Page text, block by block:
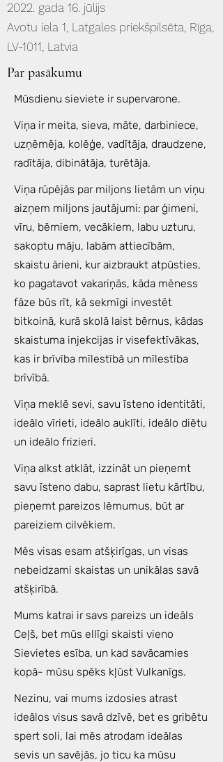
2022. gada 16. jūlijs
Avotu iela 1, Latgales priekšpilsēta, Rīga,
LV-1011, Latvia
Par pasākumu
Mūsdienu sieviete ir supervarone.
Viņa ir meita, sieva, māte, darbiniece,
uzņēmēja, kolēģe, vadītāja, draudzene,
radītāja, dibinātāja, turētāja.
Viņa rūpējās par miljons lietām un viņu
aizņem miljons jautājumi: par ģimeni,
vīru, bērniem, vecākiem, labu uzturu,
sakoptu māju, labām attiecībām,
skaistu ārieni, kur aizbraukt atpūsties,
ko pagatavot vakariņās, kāda mēness
fāze būs rīt, kā sekmīgi investēt
bitkoinā, kurā skolā laist bērnus, kādas
skaistuma injekcijas ir visefektīvākas,
kas ir brīvība mīlestībā un mīlestība
brīvībā.
Viņa meklē sevi, savu īsteno identitāti,
ideālo vīrieti, ideālo auklīti, ideālo diētu
un ideālo frizieri.
Viņa alkst atklāt, izzināt un pieņemt
savu īsteno dabu, saprast lietu kārtību,
pieņemt pareizos lēmumus, būt ar
pareiziem cilvēkiem.
Mēs visas esam atšķirīgas, un visas
nebeidzami skaistas un unikālas savā
atšķirībā.
Mums katrai ir savs pareizs un ideāls
Ceļš, bet mūs ellīgi skaisti vieno
Sievietes esība, un kad savācamies
kopā- mūsu spēks kļūst Vulkanīgs.
Nezinu, vai mums izdosies atrast
ideālos visus savā dzīvē, bet es gribētu
spert soli, lai mēs atrodam ideālas
sevis un savējās, jo ticu ka mūsu